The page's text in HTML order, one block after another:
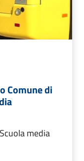
Comune di
media